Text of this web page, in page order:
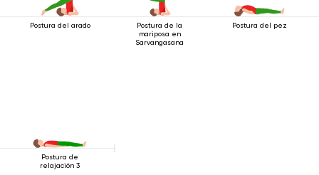
Postura del arado
Postura de la
mariposa en
Sarvangasana
Postura del pez
Postura de
relajación 3